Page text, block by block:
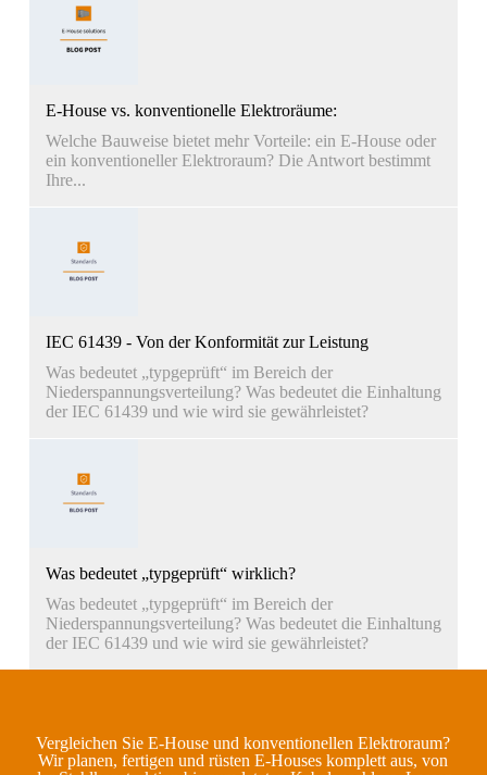
E-House vs. konventionelle Elektroräume:
Welche Bauweise bietet mehr Vorteile: ein E-House oder
ein konventioneller Elektroraum? Die Antwort bestimmt
Ihre...
IEC 61439 - Von der Konformität zur Leistung
Was bedeutet „typgeprüft“ im Bereich der
Niederspannungsverteilung? Was bedeutet die Einhaltung
der IEC 61439 und wie wird sie gewährleistet?
Was bedeutet „typgeprüft“ wirklich?
Was bedeutet „typgeprüft“ im Bereich der
Niederspannungsverteilung? Was bedeutet die Einhaltung
der IEC 61439 und wie wird sie gewährleistet?
Vergleichen Sie E-House und konventionellen Elektroraum?
Wir planen, fertigen und rüsten E-Houses komplett aus, von